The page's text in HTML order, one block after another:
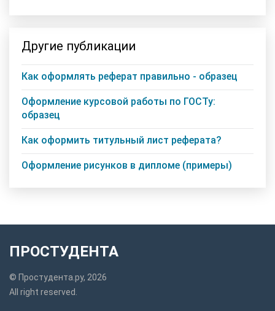
Другие публикации
Как оформлять реферат правильно - образец
Оформление курсовой работы по ГОСТу:
образец
Как оформить титульный лист реферата?
Оформление рисунков в дипломе (примеры)
ПРОСТУДЕНТА
© Простудента.ру, 2026
All right reserved.